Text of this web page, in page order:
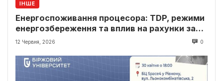
ІНШЕ
Енергоспоживання процесора: TDP, режими
енергозбереження та вплив на рахунки за
світло
12 Червня, 2026 0